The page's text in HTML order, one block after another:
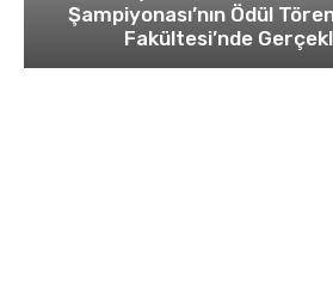
Şampiyonası’nın Ödül
Fakültesi’nde